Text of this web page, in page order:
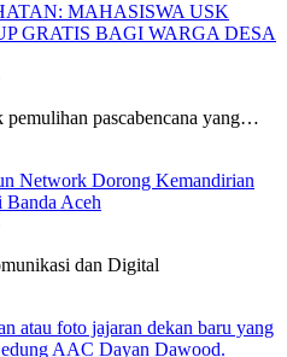
MAHASISWA USK
GRATIS BAGI WARGA DESA
pascabencana yang…
Network Dorong Kemandirian
Aceh
dan Digital